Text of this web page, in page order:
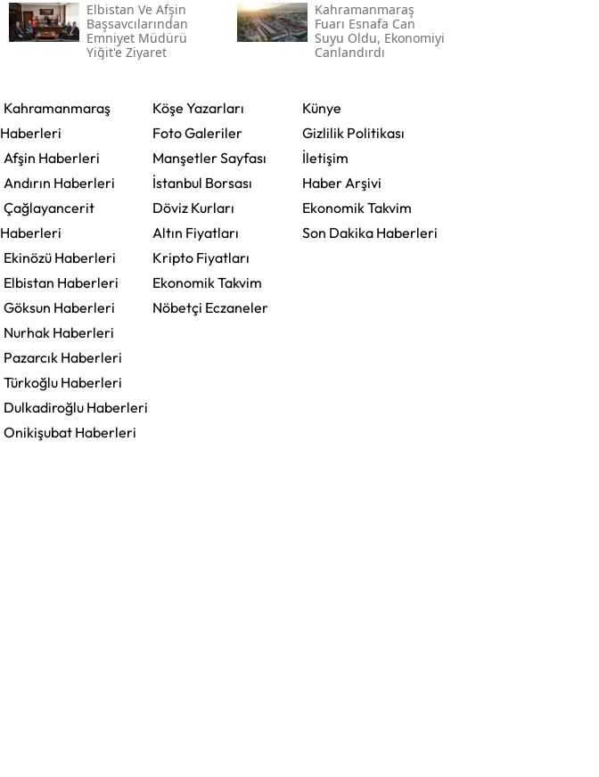
Elbistan Ve Afşin
Başsavcılarından
Emniyet Müdürü
Yiğit'e Ziyaret
Kahramanmaraş
Fuarı Esnafa Can
Suyu Oldu, Ekonomiyi
Canlandırdı
Kahramanmaraş
Haberleri
Afşin Haberleri
Andırın Haberleri
Çağlayancerit
Haberleri
Ekinözü Haberleri
Elbistan Haberleri
Göksun Haberleri
Nurhak Haberleri
Pazarcık Haberleri
Türkoğlu Haberleri
Dulkadiroğlu Haberleri
Onikişubat Haberleri
Köşe Yazarları
Foto Galeriler
Manşetler Sayfası
İstanbul Borsası
Döviz Kurları
Altın Fiyatları
Kripto Fiyatları
Ekonomik Takvim
Nöbetçi Eczaneler
Künye
Gizlilik Politikası
İletişim
Haber Arşivi
Ekonomik Takvim
Son Dakika Haberleri